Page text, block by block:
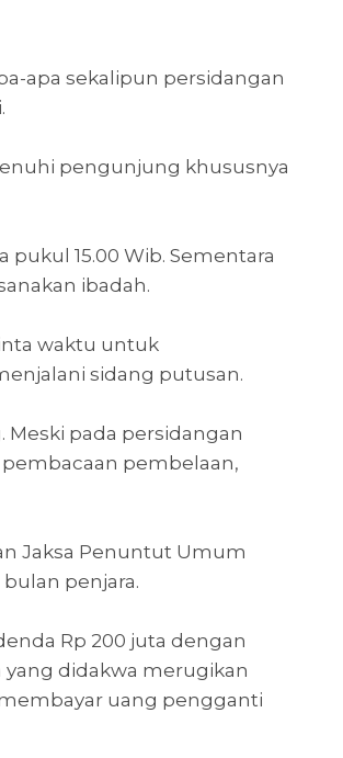
apa sekalipun persidangan
pengunjung khususnya
pukul 15.00 Wib. Sementara
ibadah.
waktu untuk
sidang putusan.
Meski pada persidangan
pembelaan,
Jaksa Penuntut Umum
penjara.
Rp 200 juta dengan
yang didakwa merugikan
uang pengganti